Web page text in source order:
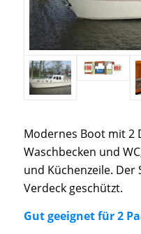
Modernes Boot mit 2
Waschbecken und
und Küchenzeile.
Verdeck geschützt.
Gut geeignet für 2